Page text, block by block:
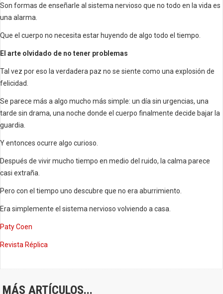
Son formas de enseñarle al sistema nervioso que no todo en la vida es
una alarma.
Que el cuerpo no necesita estar huyendo de algo todo el tiempo.
El arte olvidado de no tener problemas
Tal vez por eso la verdadera paz no se siente como una explosión de
felicidad.
Se parece más a algo mucho más simple: un día sin urgencias, una
tarde sin drama, una noche donde el cuerpo finalmente decide bajar la
guardia.
Y entonces ocurre algo curioso.
Después de vivir mucho tiempo en medio del ruido, la calma parece
casi extraña.
Pero con el tiempo uno descubre que no era aburrimiento.
Era simplemente el sistema nervioso volviendo a casa.
Paty Coen
Revista Réplica
MÁS ARTÍCULOS...